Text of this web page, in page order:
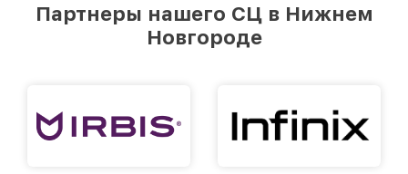
лучшим сервисным центром Philips в городе
Нижнем Новгороде, постоянно повышая
Партнеры нашего СЦ в Нижнем
Новгороде